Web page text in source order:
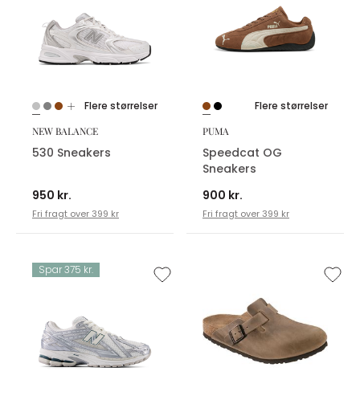
Flere størrelser
NEW BALANCE
530 Sneakers
950 kr.
Fri fragt over 399 kr
Flere størrelser
PUMA
Speedcat OG
Sneakers
900 kr.
Fri fragt over 399 kr
Spar 375 kr.